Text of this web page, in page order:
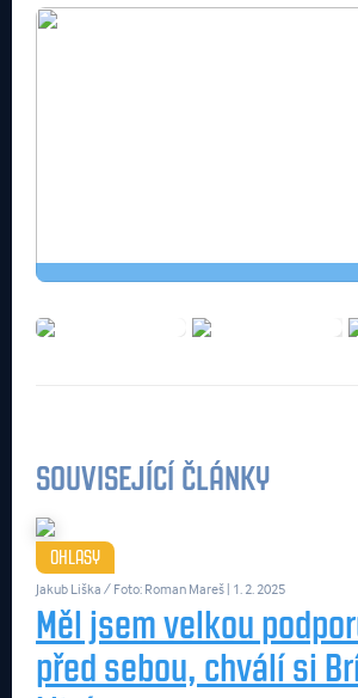
SOUVISEJÍCÍ ČLÁNKY
OHLASY
Jakub Liška / Foto: Roman Mareš | 1. 2. 2025
Měl jsem velkou
před sebou, chválí si